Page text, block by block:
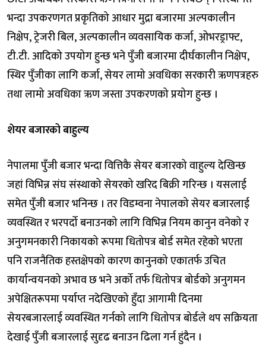
भन्दा उपकरणगत प्रकृतिको आधार मुद्रा बजारमा अल्पकालीन
निक्षेप, ट्रेजरी बिल, अल्पकालीन व्यवसायिक कर्जा, ओभरड्राफ्ट,
टी.टी. आदिको उपयोग हुन्छ भने पुँजी बजारमा दीर्घकालीन निक्षेप,
स्थिर पुँजीका लागि कर्जा, सेयर लामो अवधिका सरकारी ऋणपत्रहरु
तथा लामो अवधिका ऋण जस्ता उपकरणको प्रयोग हुन्छ ।
शेयर बजारको बाहुल्य
नेपालमा पुँजी बजार भन्दा वित्तिकै सेयर बजारको वाहुल्य देखिन्छ
जहां विभिन्न संघ संस्थाको सेयरको खरिद बिक्री गरिन्छ । यसलाई
समेत पुँजी बजार भनिन्छ । तर विडम्वना नेपालको सेयर बजारलाई
व्यवस्थित र भरपर्दो बनाउनको लागि विभिन्न नियम कानुन वनेको र
अनुगमनकारी निकायको रूपमा धितोपत्र बोर्ड समेत रहेको भएता
पनि राजनैतिक हस्तक्षेपको कारण कानुनको एकातर्फ उचित
कार्यान्वयनको अभाव छ भने अर्को तर्फ धितोपत्र बोर्डको अनुगमन
अपेक्षितरूपमा पर्याप्त नदेखिएको हुँदा आगामी दिनमा
सेयरबजारलाई व्यवस्थित गर्नको लागि धितोपत्र बोर्डले थप सक्रियता
देखाई पुँजी बजारलाई सुदृढ बनाउन ढिला गर्न हुंदैन ।